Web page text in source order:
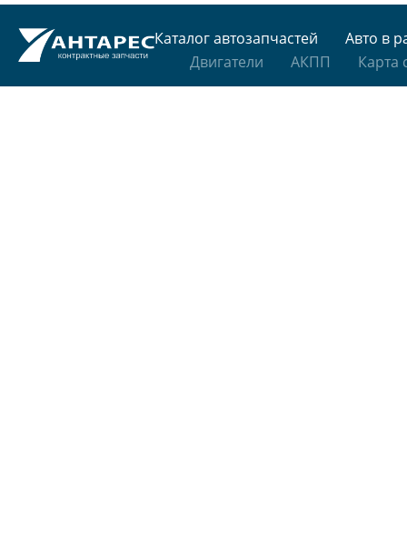
Каталог автозапчастей
Авто в
Двигатели
АКПП Карта